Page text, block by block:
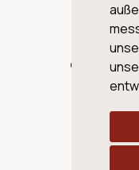
© 2026 WINE